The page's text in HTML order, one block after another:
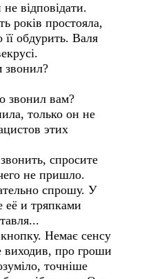
відповідати.
років простояла,
обдурить. Валя
звонил вам?
только он не
этих
спросите
не пришло.
спрошу. У
её и тряпками
Немає сенсу
виходив, про гроши
точніше